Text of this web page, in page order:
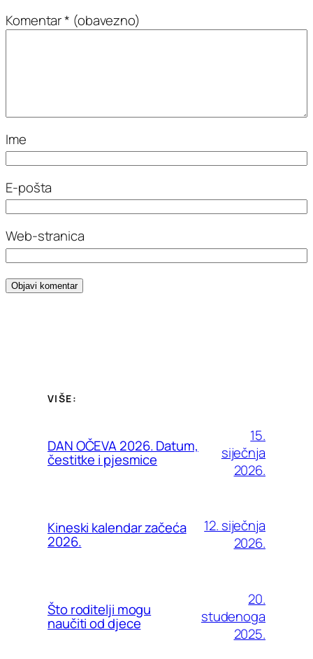
Komentar* (obavezno)
Ime
E-pošta
Web-stranica
VIŠE:
DAN OČEVA 2026. Datum,
čestitke i pjesmice
15.
siječnja
2026.
Kineski kalendar začeća
2026.
12. siječnja
2026.
Što roditelji mogu
naučiti od djece
20.
studenoga
2025.